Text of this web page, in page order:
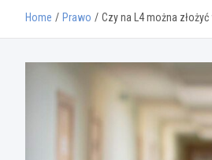
Home Prawo Czy na L4 można